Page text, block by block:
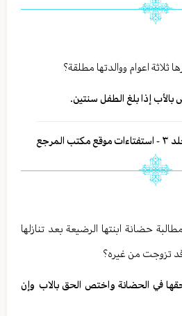
اعوام ووالدتها مطلقة؟
إذا بلغ الطفل سنتین.
حضانة ابنتها الرضيعة بعد تنازلها
تزوجت من غيره؟
في الحضانة واختص الحق بالاب وإن